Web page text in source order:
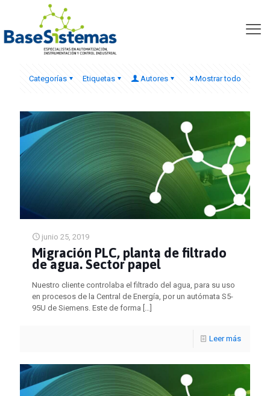
pcs7 siemens
Categorías Etiquetas Autores Mostrar todo
junio 25, 2019
Migración PLC, planta de filtrado
de agua. Sector papel
Nuestro cliente controlaba el filtrado del agua, para su uso
en procesos de la Central de Energía, por un autómata S5-
95U de Siemens. Este de forma […]
Leer más